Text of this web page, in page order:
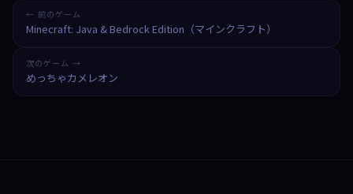
← 前のゲーム
Minecraft: Java & Bedrock Edition（マインクラフト）
次のゲーム →
めっちゃカメレオン